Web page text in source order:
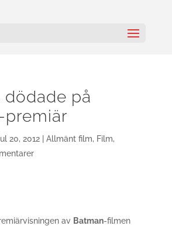
dödade på
premiär
20, 2012| Allmänt film, Film,
av Batman-filmen